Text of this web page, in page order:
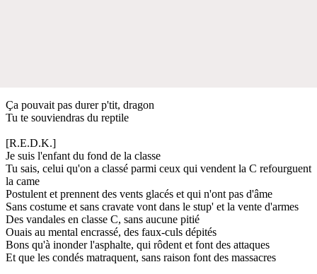
Ça pouvait pas durer p'tit, dragon
Tu te souviendras du reptile
[R.E.D.K.]
Je suis l'enfant du fond de la classe
Tu sais, celui qu'on a classé parmi ceux qui vendent la C refourguent
la came
Postulent et prennent des vents glacés et qui n'ont pas d'âme
Sans costume et sans cravate vont dans le stup' et la vente d'armes
Des vandales en classe C, sans aucune pitié
Ouais au mental encrassé, des faux-culs dépités
Bons qu'à inonder l'asphalte, qui rôdent et font des attaques
Et que les condés matraquent, sans raison font des massacres